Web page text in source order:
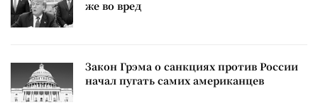
же во вред
Закон Грэма о санкциях против России
начал пугать самих американцев